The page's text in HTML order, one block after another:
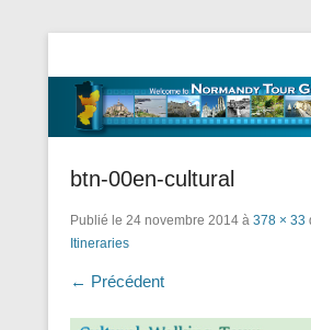
Guided Normandy
Touristique
btn-00en-cultural
Publié le 24 novembre 2014 à 378 × 33
Itineraries
← Précédent